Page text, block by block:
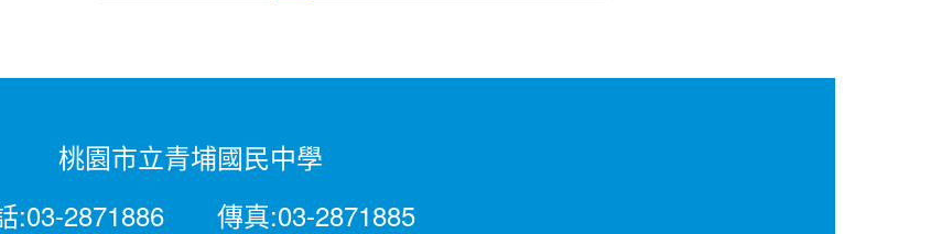
桃園市立青埔國民中學
:03-2871886 傳真:03-2871885